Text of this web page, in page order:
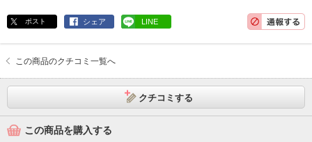
ポスト シェア LINE
この商品のクチコミ一覧へ
クチコミする
この商品を購入する